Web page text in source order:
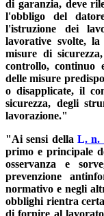
di garanzia, deve
l'obbligo del
l'istruzione dei
lavorative svolte,
misure di
controllo, continuo
delle misure
o disapplicate, il
sicurezza, degli
lavorazione."
"Ai sensi della L. n.
primo e principale
osservanza e
prevenzione
normativo e negli
obblighi rientra
di fornire al